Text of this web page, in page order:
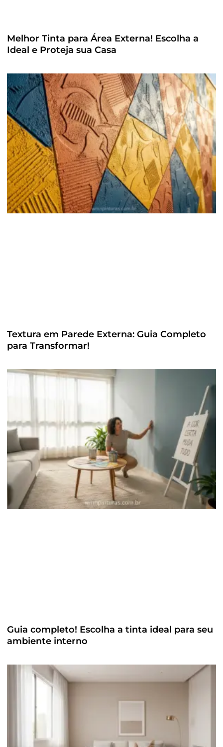
Melhor Tinta para Área Externa! Escolha a
Ideal e Proteja sua Casa
Textura em Parede Externa: Guia Completo
para Transformar!
Guia completo! Escolha a tinta ideal para seu
ambiente interno